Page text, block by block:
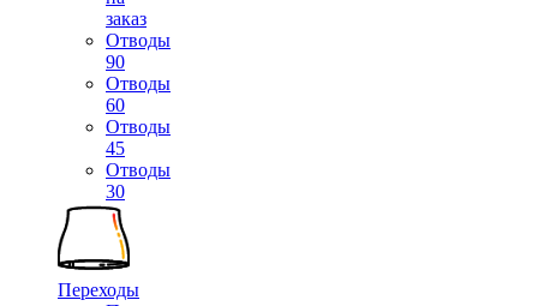
заказ
Отводы
90
Отводы
60
Отводы
45
Отводы
30
Переходы